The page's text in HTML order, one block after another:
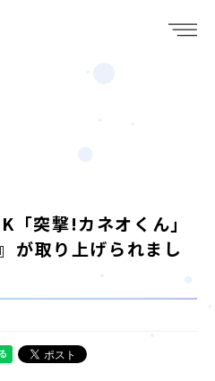
突撃!カネオくん」
が取り上げられまし